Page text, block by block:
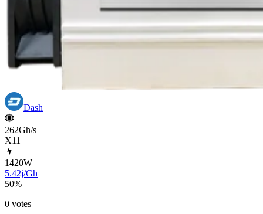
Dash
262Gh/s
X11
1420W
5.42j/Gh
50%
0 votes